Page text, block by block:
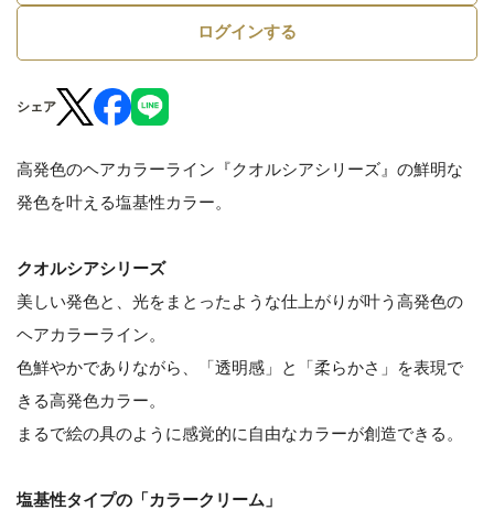
ログインする
シェア
高発色のヘアカラーライン『クオルシアシリーズ』の鮮明な
発色を叶える塩基性カラー。
クオルシアシリーズ
美しい発色と、光をまとったような仕上がりが叶う高発色の
ヘアカラーライン。
色鮮やかでありながら、「透明感」と「柔らかさ」を表現で
きる高発色カラー。
まるで絵の具のように感覚的に自由なカラーが創造できる。
塩基性タイプの「カラークリーム」